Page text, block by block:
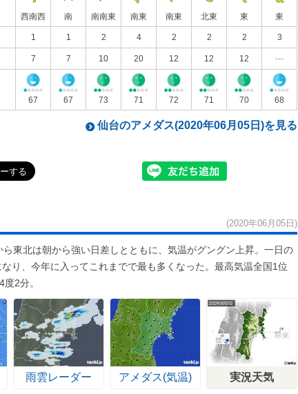
西南西 南 南南東 南東 南東 北東 東 東
1 1 2 4 2 2 2 3
7 7 10 20 12 12 12 ---
67 67 73 71 72 71 70 68
仙台のアメダス(2020年06月05日)を見る
(2020年06月05日)
東北は朝から強い日差しとともに、気温がグングン上昇。一日の
り、今年に入ってこれまでで最も多くなった。最高気温全国1位
2分。
雨雲レーダー アメダス(気温) 実況天気